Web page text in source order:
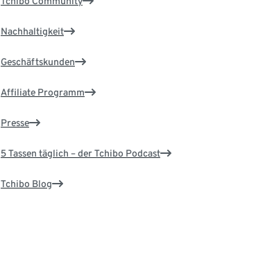
Nachhaltigkeit
Geschäftskunden
Affiliate Programm
Presse
5 Tassen täglich – der Tchibo Podcast
Tchibo Blog